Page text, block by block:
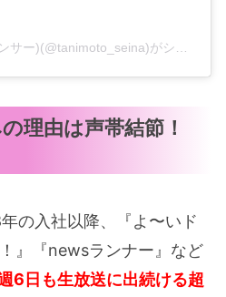
谷元星奈 (カンテレアナウンサー)(@tanimoto_seina)がシェアした投稿
理由は声帯結節！
の入社以降、『よ〜いド
』『newsランナー』など
6日も生放送に出続ける超